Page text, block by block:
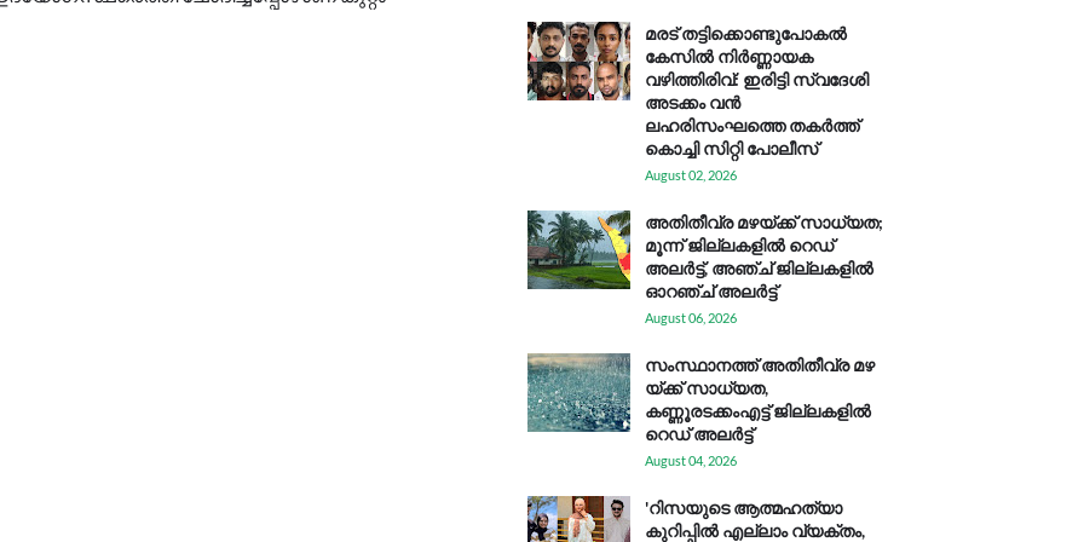
മരട് തട്ടിക്കൊണ്ടുപോകൽ
കേസിൽ നിർണ്ണായക
വഴിത്തിരിവ്: ഇരിട്ടി സ്വദേശി
അടക്കം വൻ
ലഹരിസംഘത്തെ തകർത്ത്
കൊച്ചി സിറ്റി പോലീസ്
August 02, 2026
അതിതീവ്ര മഴയ്ക്ക് സാധ്യത;
മൂന്ന് ജില്ലകളിൽ റെഡ്
അലർട്ട്, അഞ്ച് ജില്ലകളിൽ
ഓറഞ്ച് അലർട്ട്
August 06, 2026
സം​സ്ഥാ​ന​ത്ത് അ​തി​തീ​വ്ര മ​ഴ​
യ്ക്ക് സാ​ധ്യ​ത,
കണ്ണൂരടക്കംഎ​ട്ട് ജി​ല്ല​ക​ളി​ൽ
റെ​ഡ് അ​ലർ​ട്ട്
August 04, 2026
'റിസയുടെ ആത്മഹത്യാ
കുറിപ്പിൽ എല്ലാം വ്യക്തം,